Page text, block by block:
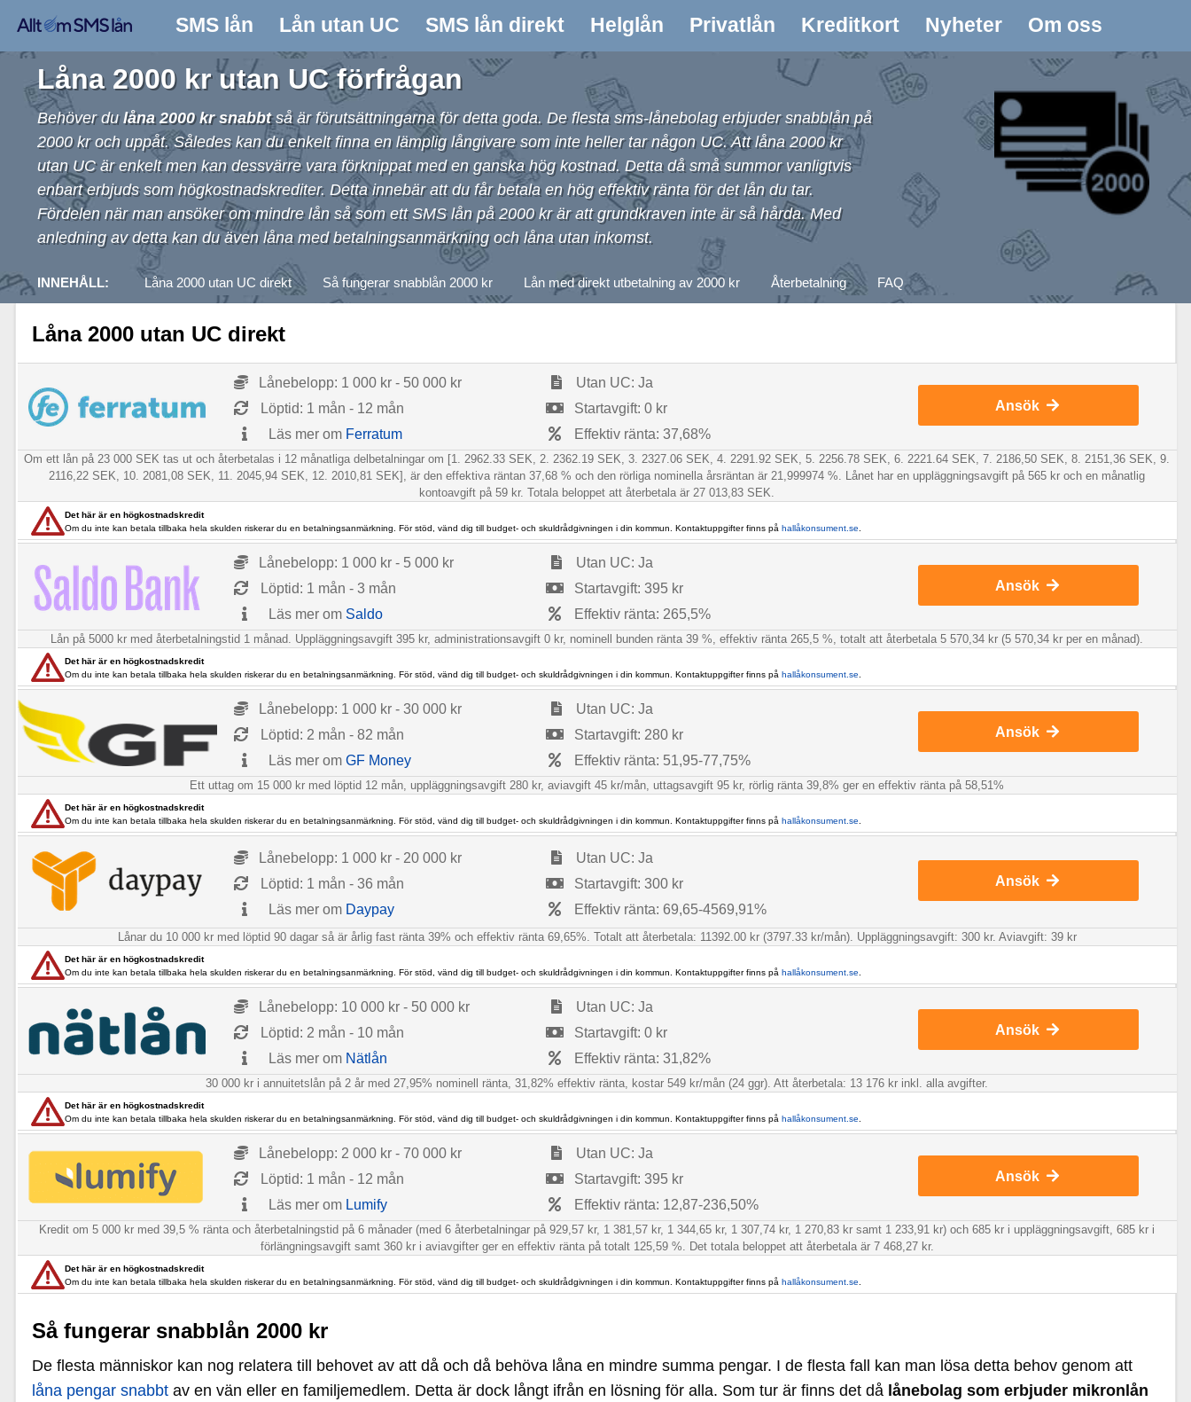
SMS lån Lån utan UC SMS lån direkt Helglån Privatlån Kreditkort Nyheter Om oss
Låna 2000 kr utan UC förfrågan
Behöver dulåna 2000 kr snabbtså är förutsättningarna för detta goda. De flesta sms-lånebolag erbjuder snabblån på
2000 kr och uppåt. Således kan du enkelt finna en lämplig långivare som inte heller tar någon UC. Att låna 2000 kr
utan UC är enkelt men kan dessvärre vara förknippat med en ganska hög kostnad. Detta då små summor vanligtvis
enbart erbjuds som högkostnadskrediter. Detta innebär att du får betala en hög effektiv ränta för det lån du tar.
Fördelen när man ansöker om mindre lån så som ett SMS lån på 2000 kr är att grundkraven inte är så hårda. Med
anledning av detta kan du även låna med betalningsanmärkning och låna utan inkomst.
INNEHÅLL: Låna 2000 utan UC direkt Så fungerar snabblån 2000 kr Lån med direkt utbetalning av 2000 kr Återbetalning FAQ
Låna 2000 utan UC direkt
Lånebelopp: 1 000 kr - 50 000 kr
Löptid: 1 mån - 12 mån
Läs mer om Ferratum
Utan UC: Ja
Startavgift: 0 kr
Effektiv ränta: 37,68%
Ansök
Om ett lån på 23 000 SEK tas ut och återbetalas i 12 månatliga delbetalningar om [1. 2962.33 SEK, 2. 2362.19 SEK, 3. 2327.06 SEK, 4. 2291.92 SEK, 5. 2256.78 SEK, 6. 2221.64 SEK, 7. 2186,50 SEK, 8. 2151,36 SEK, 9.
2116,22 SEK, 10. 2081,08 SEK, 11. 2045,94 SEK, 12. 2010,81 SEK], är den effektiva räntan 37,68 % och den rörliga nominella årsräntan är 21,999974 %. Lånet har en uppläggningsavgift på 565 kr och en månatlig
kontoavgift på 59 kr. Totala beloppet att återbetala är 27 013,83 SEK.
Det här är en högkostnadskredit
Om du inte kan betala tillbaka hela skulden riskerar du en betalningsanmärkning. För stöd, vänd dig till budget- och skuldrådgivningen i din kommun. Kontaktuppgifter finns på hallåkonsument.se
Lånebelopp: 1 000 kr - 5 000 kr
Löptid: 1 mån - 3 mån
Läs mer om Saldo
Utan UC: Ja
Startavgift: 395 kr
Effektiv ränta: 265,5%
Ansök
Lån på 5000 kr med återbetalningstid 1 månad. Uppläggningsavgift 395 kr, administrationsavgift 0 kr, nominell bunden ränta 39 %, effektiv ränta 265,5 %, totalt att återbetala 5 570,34 kr (5 570,34 kr per en månad).
Det här är en högkostnadskredit
Om du inte kan betala tillbaka hela skulden riskerar du en betalningsanmärkning. För stöd, vänd dig till budget- och skuldrådgivningen i din kommun. Kontaktuppgifter finns på hallåkonsument.se
Lånebelopp: 1 000 kr - 30 000 kr
Löptid: 2 mån - 82 mån
Läs mer om GF Money
Utan UC: Ja
Startavgift: 280 kr
Effektiv ränta: 51,95-77,75%
Ansök
Ett uttag om 15 000 kr med löptid 12 mån, uppläggningsavgift 280 kr, aviavgift 45 kr/mån, uttagsavgift 95 kr, rörlig ränta 39,8% ger en effektiv ränta på 58,51%
Det här är en högkostnadskredit
Om du inte kan betala tillbaka hela skulden riskerar du en betalningsanmärkning. För stöd, vänd dig till budget- och skuldrådgivningen i din kommun. Kontaktuppgifter finns på hallåkonsument.se
Lånebelopp: 1 000 kr - 20 000 kr
Löptid: 1 mån - 36 mån
Läs mer om Daypay
Utan UC: Ja
Startavgift: 300 kr
Effektiv ränta: 69,65-4569,91%
Ansök
Lånar du 10 000 kr med löptid 90 dagar så är årlig fast ränta 39% och effektiv ränta 69,65%. Totalt att återbetala: 11392.00 kr (3797.33 kr/mån). Uppläggningsavgift: 300 kr. Aviavgift: 39 kr
Det här är en högkostnadskredit
Om du inte kan betala tillbaka hela skulden riskerar du en betalningsanmärkning. För stöd, vänd dig till budget- och skuldrådgivningen i din kommun. Kontaktuppgifter finns på hallåkonsument.se
Lånebelopp: 10 000 kr - 50 000 kr
Löptid: 2 mån - 10 mån
Läs mer om Nätlån
Utan UC: Ja
Startavgift: 0 kr
Effektiv ränta: 31,82%
Ansök
30 000 kr i annuitetslån på 2 år med 27,95% nominell ränta, 31,82% effektiv ränta, kostar 549 kr/mån (24 ggr). Att återbetala: 13 176 kr inkl. alla avgifter.
Det här är en högkostnadskredit
Om du inte kan betala tillbaka hela skulden riskerar du en betalningsanmärkning. För stöd, vänd dig till budget- och skuldrådgivningen i din kommun. Kontaktuppgifter finns på hallåkonsument.se
Lånebelopp: 2 000 kr - 70 000 kr
Löptid: 1 mån - 12 mån
Läs mer om Lumify
Utan UC: Ja
Startavgift: 395 kr
Effektiv ränta: 12,87-236,50%
Ansök
Kredit om 5 000 kr med 39,5 % ränta och återbetalningstid på 6 månader (med 6 återbetalningar på 929,57 kr, 1 381,57 kr, 1 344,65 kr, 1 307,74 kr, 1 270,83 kr samt 1 233,91 kr) och 685 kr i uppläggningsavgift, 685 kr i
förlängningsavgift samt 360 kr i aviavgifter ger en effektiv ränta på totalt 125,59 %. Det totala beloppet att återbetala är 7 468,27 kr.
Det här är en högkostnadskredit
Om du inte kan betala tillbaka hela skulden riskerar du en betalningsanmärkning. För stöd, vänd dig till budget- och skuldrådgivningen i din kommun. Kontaktuppgifter finns på hallåkonsument.se
Så fungerar snabblån 2000 kr
De flesta människor kan nog relatera till behovet av att då och då behöva låna en mindre summa pengar. I de flesta fall kan man lösa detta behov genom att
låna pengar snabbtav en vän eller en familjemedlem. Detta är dock långt ifrån en lösning för alla. Som tur är finns det då lånebolag som erbjuder mikronlån